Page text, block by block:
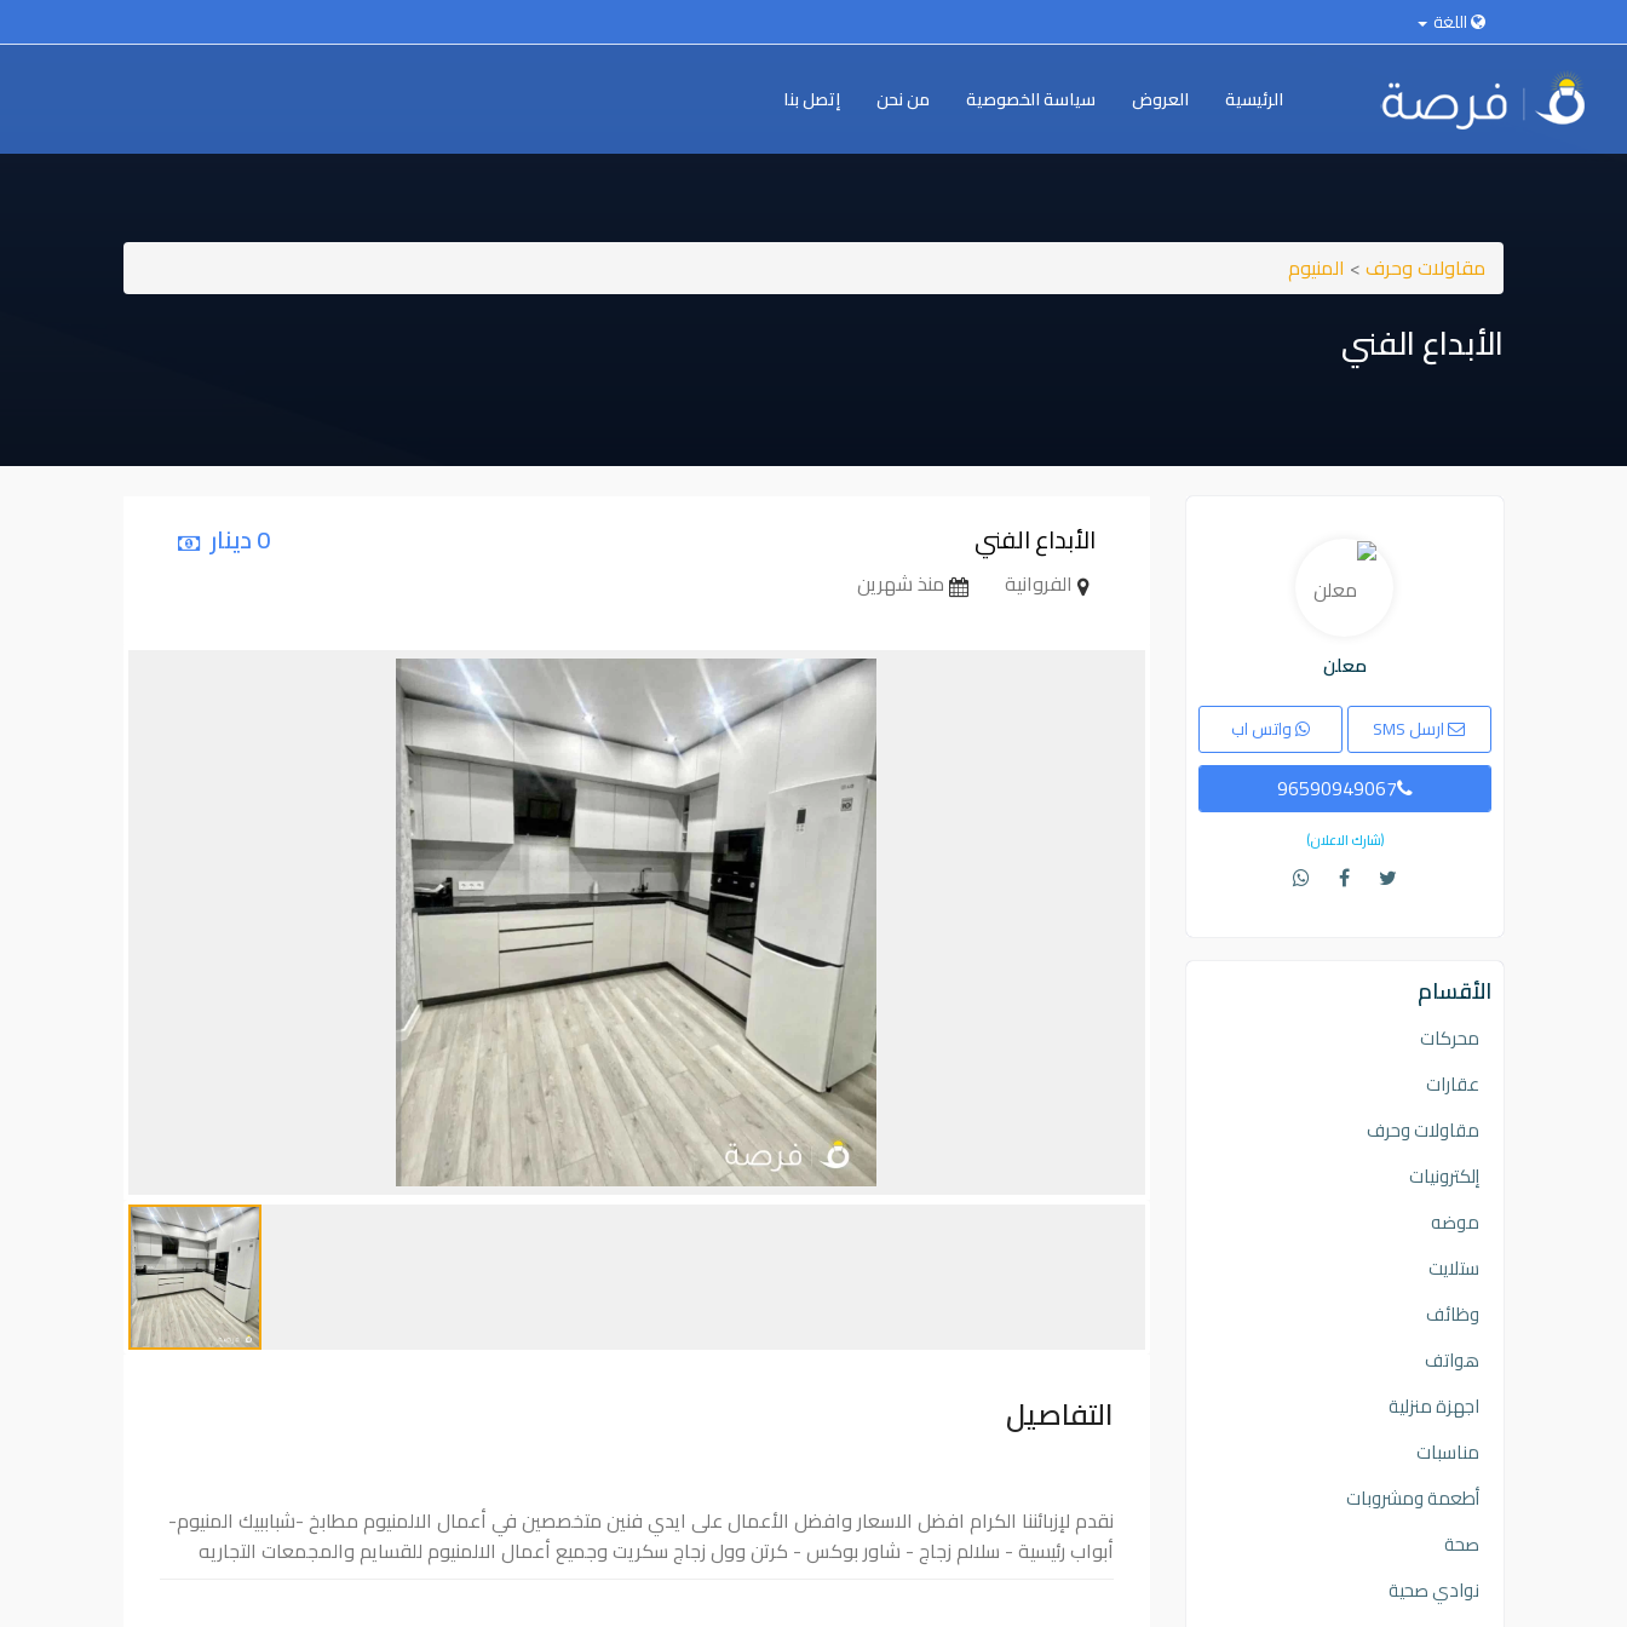
اللغة
الرئيسية العروض سياسة الخصوصية من نحن إتصل بنا
مقاولات وحرف> المنيوم
الأبداع الفني
الأبداع الفني
الفروانية منذ شهرين
0 دينار
التفاصيل
نقدم لإزبائننا الكرام افضل الاسعار وافضل الأعمال على ايدي فنين متخصصين في أعمال الالمنيوم مطابخ -شباببيك المنيوم-
أبواب رئيسية - سلالم زجاج - شاور بوكس - كرتن وول زجاج سكريت وجميع أعمال الالمنيوم للقسايم والمجمعات التجاريه
معلن
ارسل SMS واتس اب
96590949067
(شارك الاعلان)
الأقسام
محركات
عقارات
مقاولات وحرف
إلكترونيات
موضه
ستلايت
وظائف
هواتف
اجهزة منزلية
مناسبات
أطعمة ومشروبات
صحة
نوادي صحية